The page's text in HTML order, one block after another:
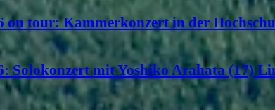
tour: Kammerkonzert in der
Solokonzert mit Yoshiko Arahata (17)